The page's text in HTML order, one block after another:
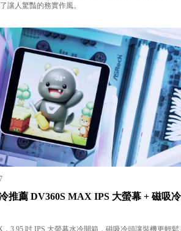
讓人驚豔的務實作風。
推薦 DV360S MAX IPS 大螢幕 + 磁吸
，3.95 吋 IPS 大螢幕水冷開箱，磁吸冷頭讓裝機更輕鬆